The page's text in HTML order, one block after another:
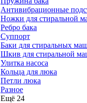
Антивибрационные
Ножки для стиральной
Ребро бака
Суппорт
Баки для стиральных
Шкив для стиральной
Улитка насоса
Кольца для люка
Петли люка
Разное
Ещё 24